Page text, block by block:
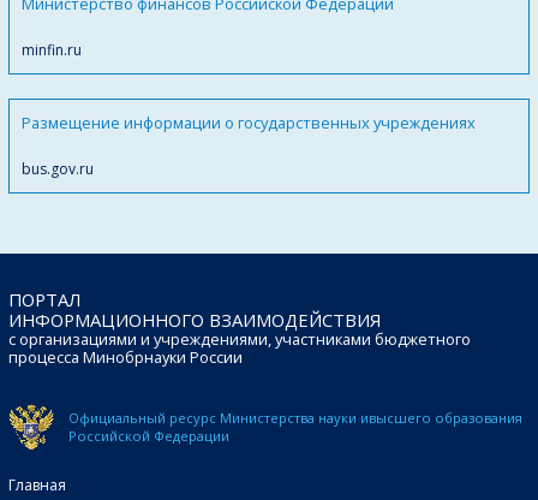
minfin.ru
Размещение информации о государственных учреждениях
bus.gov.ru
ПОРТАЛ
ИНФОРМАЦИОННОГО ВЗАИМОДЕЙСТВИЯ
с организациями и учреждениями, участниками бюджетного
процесса Минобрнауки России
Официальный ресурс Министерства науки ивысшего образования
Российской Федерации
Главная